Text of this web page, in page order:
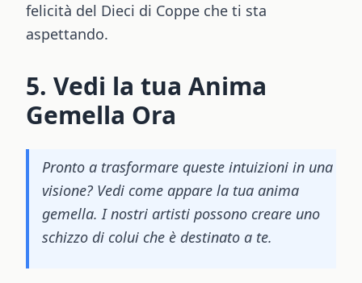
felicità del Dieci di Coppe che ti sta
aspettando.
5. Vedi la tua Anima
Gemella Ora
Pronto a trasformare queste intuizioni in una
visione? Vedi come appare la tua anima
gemella. I nostri artisti possono creare uno
schizzo di colui che è destinato a te.